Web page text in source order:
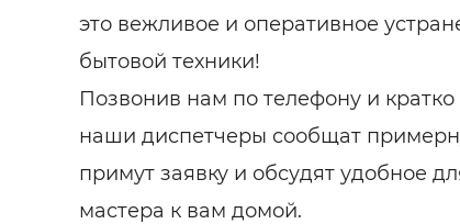
это вежливое и оперативное
бытовой техники!
Позвонив нам по телефону и
наши диспетчеры сообщат
примут заявку и обсудят удобное
мастера к вам домой.